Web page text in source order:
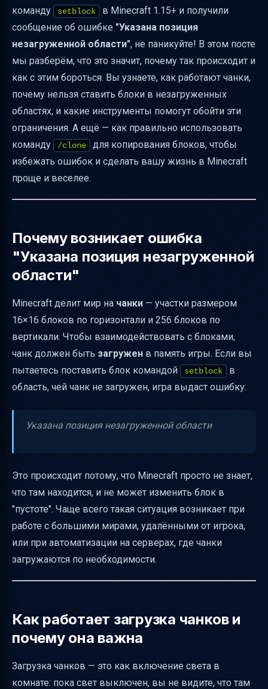
— моды, плагины и встроенные функции
Команда fill — обход проблемы
незагруженных областей
Как подготовиться к работе с
незагруженными областями
Локальный клиент или серверное решение
— что выбрать
Практические советы по планированию
проектов
Ограничения при работе с незагруженными
Как задать координаты и использовать
относительные координаты
делают
Что означают tileName, tileData и state
Ограничения и ошибки при использовании
Как проверить точность размещения после
Альтернативные подходы без модов и
/clone
Полезные ссылки
команду
setblock
в Minecraft 1.15+ и получили
сообщение об ошибке "Указана позиция
незагруженной области", не паникуйте! В этом посте
мы разберём, что это значит, почему так происходит и
как с этим бороться. Вы узнаете, как работают чанки,
почему нельзя ставить блоки в незагруженных
областях, и какие инструменты помогут обойти эти
ограничения. А ещё — как правильно использовать
команду
/clone
для копирования блоков, чтобы
избежать ошибок и сделать вашу жизнь в Minecraft
проще и веселее.
Почему возникает ошибка
"Указана позиция незагруженной
области"
Minecraft делит мир на чанки — участки размером
16×16 блоков по горизонтали и 256 блоков по
вертикали. Чтобы взаимодействовать с блоками,
чанк должен быть загружен в память игры. Если вы
пытаетесь поставить блок командой
setblock
в
область, чей чанк не загружен, игра выдаст ошибку:
Указана позиция незагруженной области
Это происходит потому, что Minecraft просто не знает,
что там находится, и не может изменить блок в
"пустоте". Чаще всего такая ситуация возникает при
работе с большими мирами, удалёнными от игрока,
или при автоматизации на серверах, где чанки
загружаются по необходимости.
Как работает загрузка чанков и
почему она важна
Загрузка чанков — это как включение света в
комнате: пока свет выключен, вы не видите, что там